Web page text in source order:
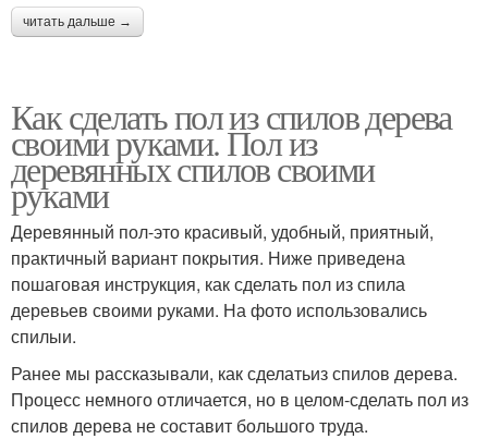
читать дальше →
Как сделать пол из спилов дерева
своими руками. Пол из
деревянных спилов своими
руками
Деревянный пол-это красивый, удобный, приятный,
практичный вариант покрытия. Ниже приведена
пошаговая инструкция, как сделать пол из спила
деревьев своими руками. На фото использовались
спилыи.
Ранее мы рассказывали, как сделатьиз спилов дерева.
Процесс немного отличается, но в целом-сделать пол из
спилов дерева не составит большого труда.